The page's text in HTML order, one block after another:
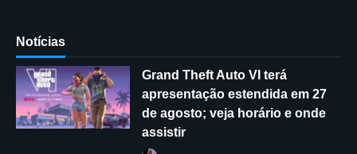
Notícias
Grand Theft Auto VI terá
apresentação estendida em 27
de agosto; veja horário e onde
assistir